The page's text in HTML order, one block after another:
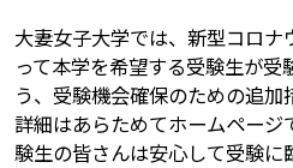
大妻女子大学では、新型コロナ
って本学を希望する受験生が
う、受験機会確保のための追加
詳細はあらためてホームページ
験生の皆さんは安心して受験に